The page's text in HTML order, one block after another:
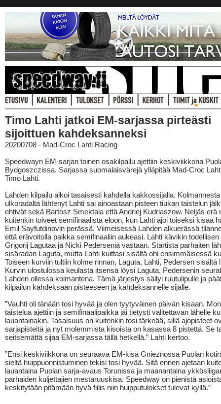
Timo Lahti jatkoi EM-sarjassa pirteästi
sijoittuen kahdeksanneksi
20200708 - Mad-Croc Lahti Racing
Speedwayn EM-sarjan toinen osakilpailu ajettiin keskiviikkona
Bydgoszczissa. Sarjassa suomalaisvärejä ylläpitää Mad-Croc
Timo Lahti.
Lahden kilpailu alkoi tasaisesti kahdella kakkossijalla.
ulkoradalta lähtenyt Lahti sai ainoastaan pisteen tiukan taistelun
ehtivät sekä Bartosz Smektala että Andriej Kudriaszow. Neljäs erä
kuitenkin toiveet semifinaalista eloon, kun Lahti ajoi toiseksi kisaa
Emil Sayfutdinovin perässä. Viimeisessä Lahden alkuerässä
että erävoitolla paikka semifinaaliin aukeasi. Lahti kävikin todellisen
Grigorij Lagutaa ja Nicki Pederseniä vastaan. Startista parhaiten
sisäradan Laguta, mutta Lahti kuittasi sisältä ohi ensimmäisessä
Toiseen kurviin tultiin kolme rinnan, Laguta, Lahti, Pedersen sisältä
Kurvin ulostulossa keulasta itsensä löysi Laguta, Pedersenin
Lahden ollessa kolmantena. Tämä järjestys säilyi ruutulipulle ja
kilpailun kahdeksaan pisteeseen ja kahdeksannelle sijalle.
”Vauhti oli tänään tosi hyvää ja olen tyytyväinen päivän kisaan.
taistelua ajettiin ja semifinaalipaikka jäi tietysti valitettavan lähelle
lauantainakin. Tasaisuus on kuitenkin tosi tärkeää, sillä ajopisteet
sarjapisteitä ja nyt molemmista kisoista on kasassa 8 pistettä. Se
seitsemättä sijaa EM-sarjassa tällä hetkellä.” Lahti kertoo.
”Ensi keskiviikkona on seuraava EM-kisa Gnieznossa Puolan
sieltä huippuonnistuminen tekisi tosi hyvää. Sitä ennen ajetaan
lauantaina Puolan sarja-avaus Torunissa ja maanantaina
parhaiden kuljettajien mestaruuskisa. Speedway on pienistä
keskitytään pitämään hyvä fiilis niin huipputulokset tulevat kyllä.”